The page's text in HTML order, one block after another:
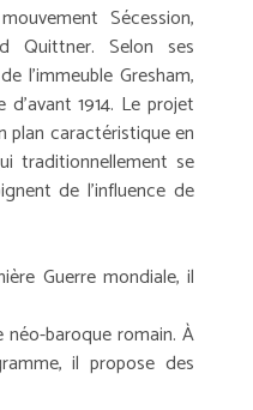
Sécession,
Quittner. Selon ses
l'immeuble Gresham,
1914. Le projet
plan caractéristique en
traditionnellement se
de l'influence de
Guerre mondiale, il
baroque romain. À
il propose des